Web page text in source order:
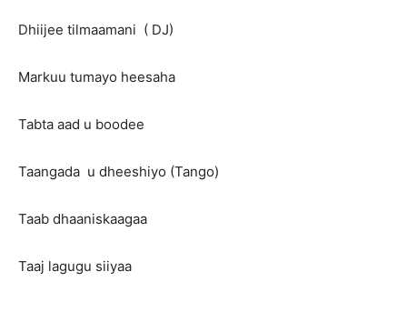
Dhiijee tilmaamani ( DJ)
Markuu tumayo heesaha
Tabta aad u boodee
Taangada u dheeshiyo (Tango)
Taab dhaaniskaagaa
Taaj lagugu siiyaa